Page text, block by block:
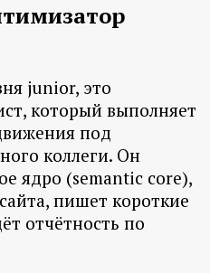
junior, это
который выполняет
под
коллеги. Он
ядро (semantic core),
пишет короткие
отчётность по